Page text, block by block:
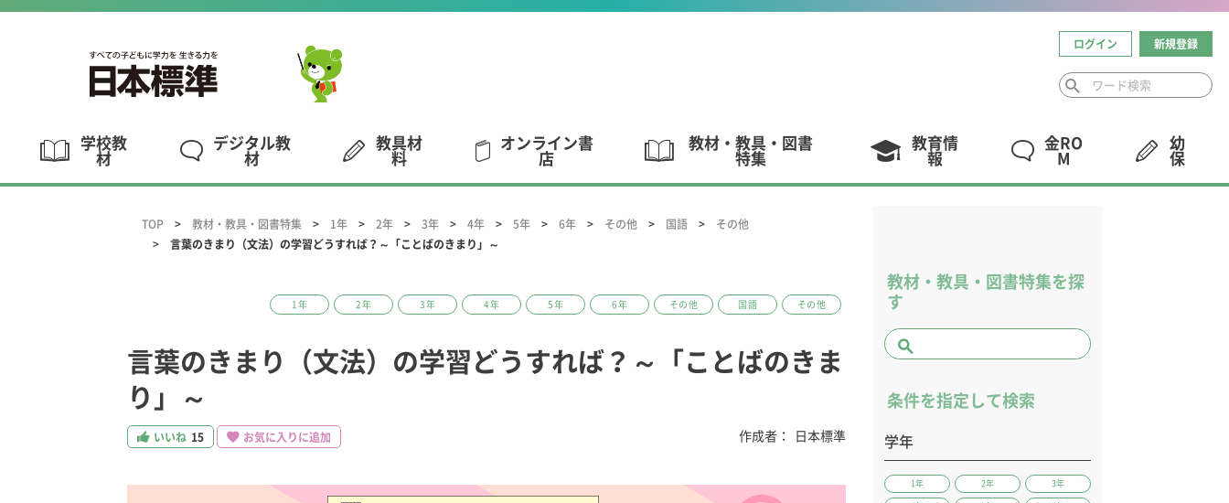
ログイン 新規登録
学校教
材
デジタル教
材
教具材
料
オンライン書
店
教材・教具・図書
特集
教育情
報
金RO
M
幼
保
TOP 教材・教具・図書特集 1年 2年 3年 4年 5年 6年 その他 国語
その他
言葉のきまり（文法）の学習どうすれば？～「ことばのきまり」～
言葉のきまり（文法）の学習どうすれば？～「ことばのきま
り」～
1年 2年 3年 4年 5年 6年 その他 国語 その他
いいね 15 お気に入りに追加 作成者： 日本標準
教材・教具・図書特集を探
す
条件を指定して検索
学年
1年 2年 3年